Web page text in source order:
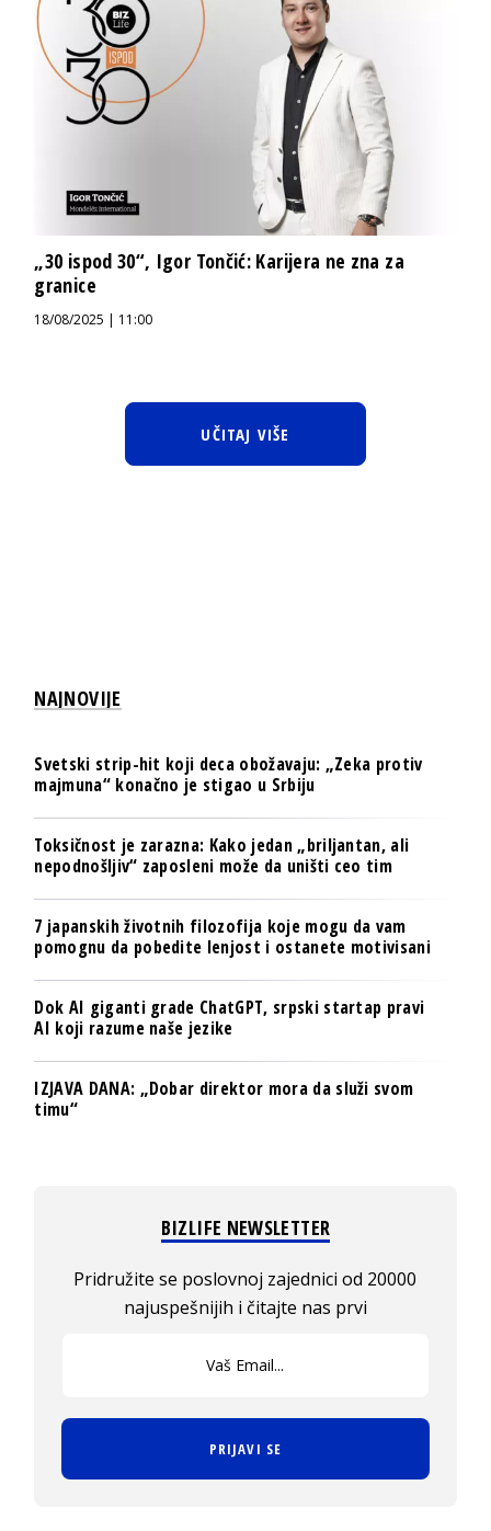
„30 ispod 30“, Igor Tončić: Karijera ne zna za
granice
18/08/2025 | 11:00
UČITAJ VIŠE
NAJNOVIJE
Svetski strip-hit koji deca obožavaju: „Zeka protiv
majmuna“ konačno je stigao u Srbiju
Toksičnost je zarazna: Kako jedan „briljantan, ali
nepodnošljiv“ zaposleni može da uništi ceo tim
7 japanskih životnih filozofija koje mogu da vam
pomognu da pobedite lenjost i ostanete motivisani
Dok AI giganti grade ChatGPT, srpski startap pravi
AI koji razume naše jezike
IZJAVA DANA: „Dobar direktor mora da služi svom
timu“
BIZLIFE NEWSLETTER
Pridružite se poslovnoj zajednici od 20000
najuspešnijih i čitajte nas prvi
PRIJAVI SE